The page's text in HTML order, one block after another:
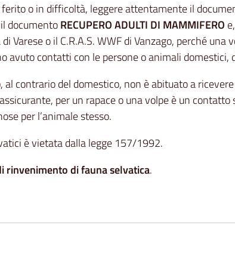
o in difficoltà, leggere attentamente il
documentoRECUPERO ADULTI DI MAMMIFERO
Varese o il C.R.A.S. WWF di Vanzago, perché una
avuto contatti con le persone o animali
al contrario del domestico, non è abituato a
per un rapace o una volpe è un
per l’animale stesso.
è vietata dalla legge 157/1992.
rinvenimento di fauna selvatica.